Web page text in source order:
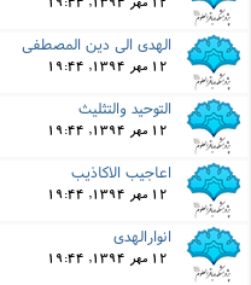
12 مهر 1394, 19:44
الهدى الى دین المصطفى
12 مهر 1394, 19:44
التوحید والتثلیث
12 مهر 1394, 19:44
اعاجیب الاکاذیب
12 مهر 1394, 19:44
انوارالهدى
12 مهر 1394, 19:44